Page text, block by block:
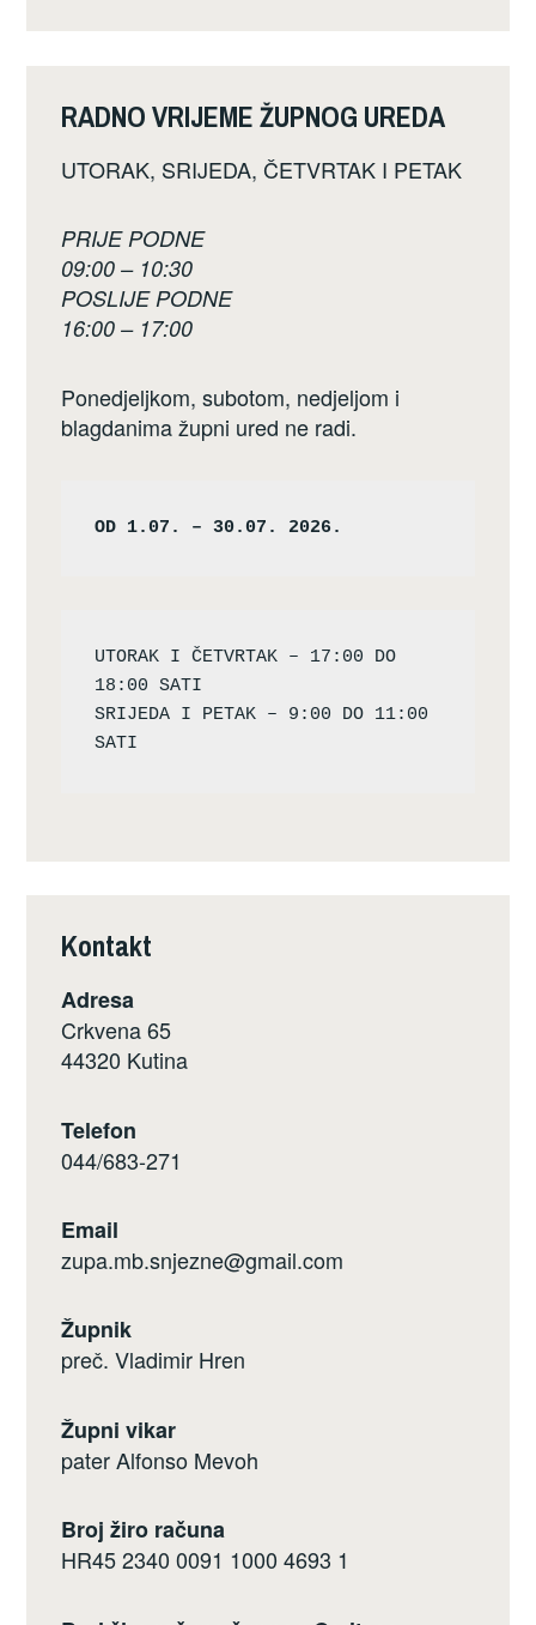
RADNO VRIJEME ŽUPNOG UREDA
UTORAK, SRIJEDA, ČETVRTAK I PETAK
PRIJE PODNE
09:00 – 10:30
POSLIJE PODNE
16:00 – 17:00
Ponedjeljkom, subotom, nedjeljom i
blagdanima župni ured ne radi.
OD 1.07. – 30.07. 2026.
UTORAK I ČETVRTAK – 17:00 DO
18:00 SATI
SRIJEDA I PETAK – 9:00 DO 11:00
Kontakt
Adresa
Crkvena 65
44320 Kutina
Telefon
044/683-271
Email
zupa.mb.snjezne@gmail.com
Župnik
preč. Vladimir Hren
Župni vikar
pater Alfonso Mevoh
Broj žiro računa
HR45 2340 0091 1000 4693 1